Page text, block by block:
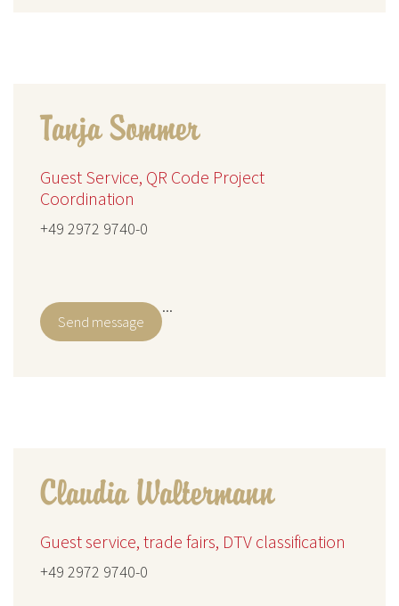
Tanja Sommer
Guest Service, QR Code Project
Coordination
+49 2972 9740-0
Send message
...
Claudia Waltermann
Guest service, trade fairs, DTV classification
+49 2972 9740-0